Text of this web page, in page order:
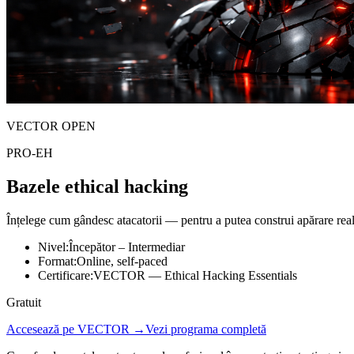
VECTOR OPEN
PRO-EH
Bazele ethical hacking
Înțelege cum gândesc atacatorii — pentru a putea construi apărare
Nivel:Începător – Intermediar
Format:Online, self-paced
Certificare:VECTOR — Ethical Hacking Essentials
Gratuit
Accesează pe VECTOR →Vezi programa completă